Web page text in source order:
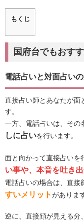
もくじ
国府台でもおす
電話占いと対面占い
直接占い師とあなたが面
す。
一方、電話占いは、その
しに占いを行います。
面と向かって直接占いを
い事や、本音を吐き
電話占いの場合は、直接
すいメリットがありま
逆に、直接顔が見える分